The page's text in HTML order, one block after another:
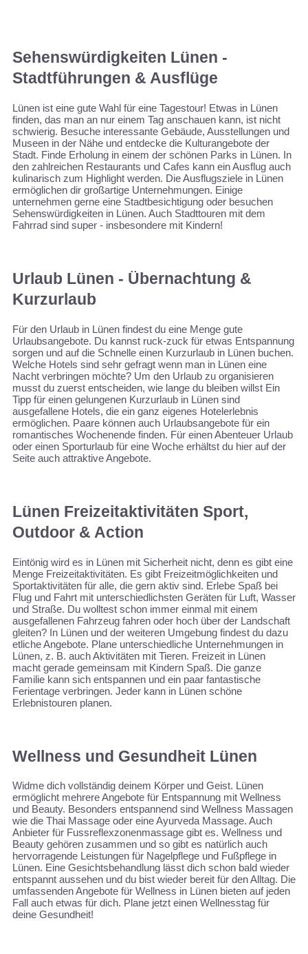
Sehenswürdigkeiten Lünen -
Stadtführungen & Ausflüge
Lünen ist eine gute Wahl für eine Tagestour! Etwas in Lünen
finden, das man an nur einem Tag anschauen kann, ist nicht
schwierig. Besuche interessante Gebäude, Ausstellungen und
Museen in der Nähe und entdecke die Kulturangebote der
Stadt. Finde Erholung in einem der schönen Parks in Lünen. In
den zahlreichen Restaurants und Cafes kann ein Ausflug auch
kulinarisch zum Highlight werden. Die Ausflugsziele in Lünen
ermöglichen dir großartige Unternehmungen. Einige
unternehmen gerne eine Stadtbesichtigung oder besuchen
Sehenswürdigkeiten in Lünen. Auch Stadttouren mit dem
Fahrrad sind super - insbesondere mit Kindern!
Urlaub Lünen - Übernachtung &
Kurzurlaub
Für den Urlaub in Lünen findest du eine Menge gute
Urlaubsangebote. Du kannst ruck-zuck für etwas Entspannung
sorgen und auf die Schnelle einen Kurzurlaub in Lünen buchen.
Welche Hotels sind sehr gefragt wenn man in Lünen eine
Nacht verbringen möchte? Um den Urlaub zu organisieren
musst du zuerst entscheiden, wie lange du bleiben willst Ein
Tipp für einen gelungenen Kurzurlaub in Lünen sind
ausgefallene Hotels, die ein ganz eigenes Hotelerlebnis
ermöglichen. Paare können auch Urlaubsangebote für ein
romantisches Wochenende finden. Für einen Abenteuer Urlaub
oder einen Sporturlaub für eine Woche erhältst du hier auf der
Seite auch attraktive Angebote.
Lünen Freizeitaktivitäten Sport,
Outdoor & Action
Eintönig wird es in Lünen mit Sicherheit nicht, denn es gibt eine
Menge Freizeitaktivitäten. Es gibt Freizeitmöglichkeiten und
Sportaktivitäten für alle, die gern aktiv sind. Erlebe Spaß bei
Flug und Fahrt mit unterschiedlichsten Geräten für Luft, Wasser
und Straße. Du wolltest schon immer einmal mit einem
ausgefallenen Fahrzeug fahren oder hoch über der Landschaft
gleiten? In Lünen und der weiteren Umgebung findest du dazu
etliche Angebote. Plane unterschiedliche Unternehmungen in
Lünen, z. B. auch Aktivitäten mit Tieren. Freizeit in Lünen
macht gerade gemeinsam mit Kindern Spaß. Die ganze
Familie kann sich entspannen und ein paar fantastische
Ferientage verbringen. Jeder kann in Lünen schöne
Erlebnistouren planen.
Wellness und Gesundheit Lünen
Widme dich vollständig deinem Körper und Geist. Lünen
ermöglicht mehrere Angebote für Entspannung mit Wellness
und Beauty. Besonders entspannend sind Wellness Massagen
wie die Thai Massage oder eine Ayurveda Massage. Auch
Anbieter für Fussreflexzonenmassage gibt es. Wellness und
Beauty gehören zusammen und so gibt es natürlich auch
hervorragende Leistungen für Nagelpflege und Fußpflege in
Lünen. Eine Gesichtsbehandlung lässt dich schon bald wieder
entspannt aussehen und du bist wieder bereit für den Alltag. Die
umfassenden Angebote für Wellness in Lünen bieten auf jeden
Fall auch etwas für dich. Plane jetzt einen Wellnesstag für
deine Gesundheit!